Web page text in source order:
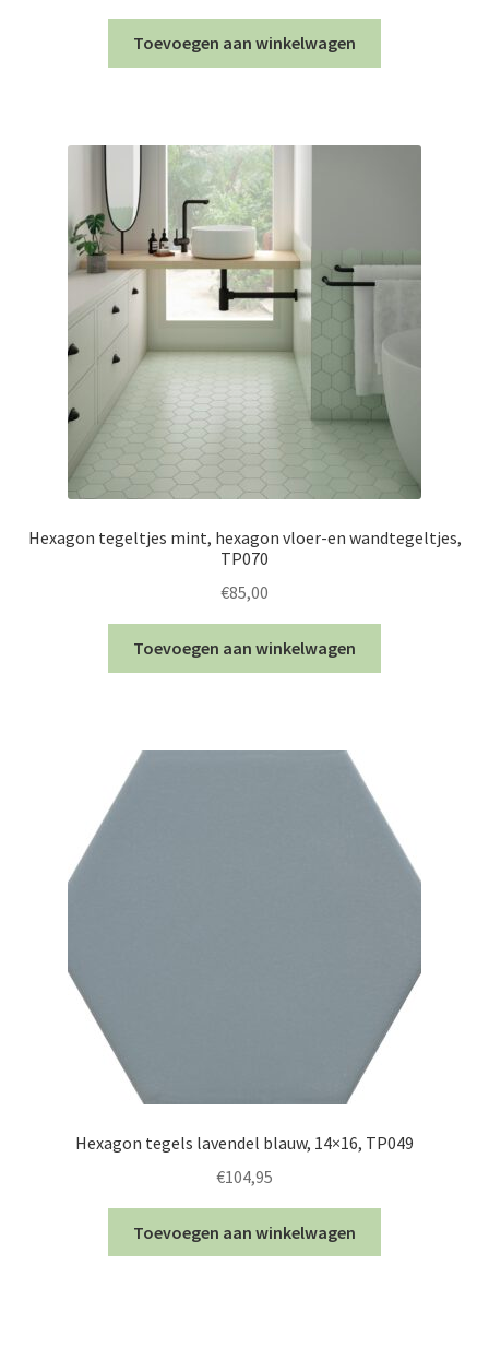
Toevoegen aan winkelwagen
Hexagon tegeltjes mint, hexagon vloer-en wandtegeltjes,
TP070
€85,00
Toevoegen aan winkelwagen
Hexagon tegels lavendel blauw, 14×16, TP049
€104,95
Toevoegen aan winkelwagen